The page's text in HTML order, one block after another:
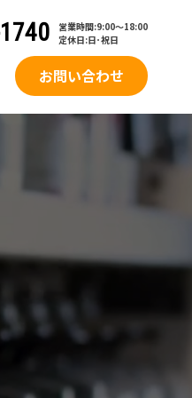
営業時間:9:00～18:00
定休日:日･祝日
お問い合わせ